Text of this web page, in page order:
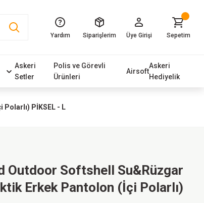
Yardım Siparişlerim Üye Girişi Sepetim
Askeri
Setler
Polis ve Görevli
Ürünleri
Airsoft
Askeri
Hediyelik
PİKSEL - L
Outdoor Softshell Su&Rüzgar
Erkek Pantolon (İçi Polarlı)